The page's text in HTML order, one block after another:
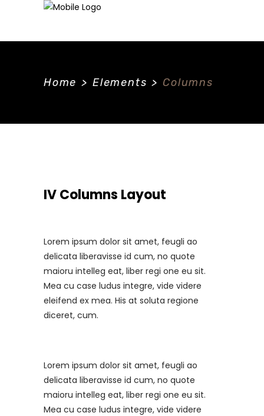
Home > Elements > Columns
IV Columns Layout
Lorem ipsum dolor sit amet, feugli ao
delicata liberavisse id cum, no quote
maioru intelleg eat, liber regi one eu sit.
Mea cu case ludus integre, vide videre
eleifend ex mea. His at soluta regione
diceret, cum.
Lorem ipsum dolor sit amet, feugli ao
delicata liberavisse id cum, no quote
maioru intelleg eat, liber regi one eu sit.
Mea cu case ludus integre, vide videre